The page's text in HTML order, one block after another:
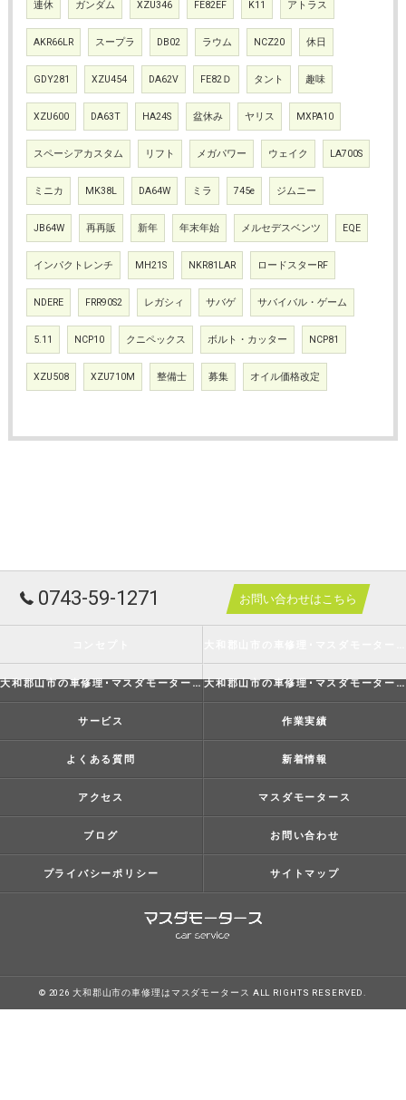
連休 ガンダム XZU346 FE82EF K11 アトラス
AKR66LR スープラ DB02 ラウム NCZ20 休日
GDY281 XZU454 DA62V FE82Ｄ タント 趣味
XZU600 DA63T HA24S 盆休み ヤリス MXPA10
スペーシアカスタム リフト メガパワー ウェイク LA700S
ミニカ MK38L DA64W ミラ 745e ジムニー
JB64W 再再販 新年 年末年始 メルセデスベンツ EQE
インパクトレンチ MH21S NKR81LAR ロードスターRF
NDERE FRR90S2 レガシィ サバゲ サバイバル・ゲーム
5.11 NCP10 クニペックス ボルト・カッター NCP81
XZU508 XZU710M 整備士 募集 オイル価格改定
0743-59-1271 お問い合わせはこちら
大和郡山市の車修理･マスダモータースの評判 大和郡山市の車修理･マスダモータースのお客様の声
サービス 作業実績
よくある質問 新着情報
アクセス マスダモータース
ブログ お問い合わせ
プライバシーポリシー サイトマップ
© 2026 大和郡山市の車修理はマスダモータース ALL RIGHTS RESERVED.